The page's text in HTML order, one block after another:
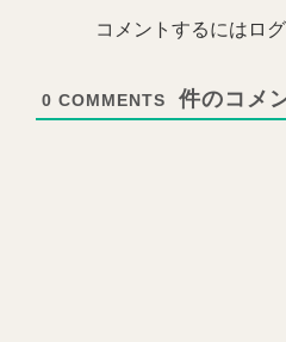
コメントするにはロ
0 COMMENTS